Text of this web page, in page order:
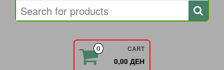
0 CART
0,00 ДЕН